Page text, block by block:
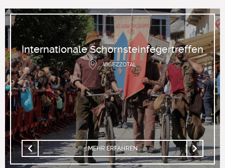
Internationale Schornsteinfegertreffen
VIGEZZOTAL
MEHR ERFAHREN